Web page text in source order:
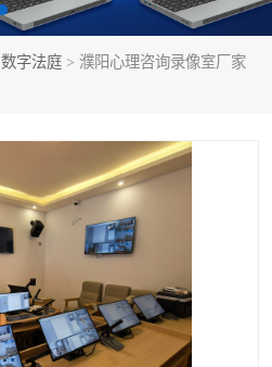
数字法庭 > 濮阳心理咨询录像室厂家
语音识别